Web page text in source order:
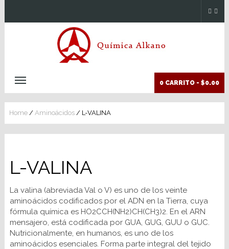
0 CARRITO - $0.00
Home / Aminoácidos / L-VALINA
L-VALINA
La valina (abreviada Val o V) es uno de los veinte
aminoácidos codificados por el ADN en la Tierra, cuya
fórmula química es HO2CCH(NH2)CH(CH3)2. En el ARN
mensajero, está codificada por GUA, GUG, GUU o GUC.
Nutricionalmente, en humanos, es uno de los
aminoácidos esenciales. Forma parte integral del tejido